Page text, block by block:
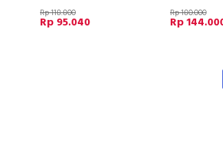
Rp 118.800
Rp 95.040
Rp 180.000
Rp